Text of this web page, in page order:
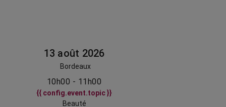
13 août 2026
Bordeaux
10h00 - 11h00
{{ config.event.topic }}
Beauté